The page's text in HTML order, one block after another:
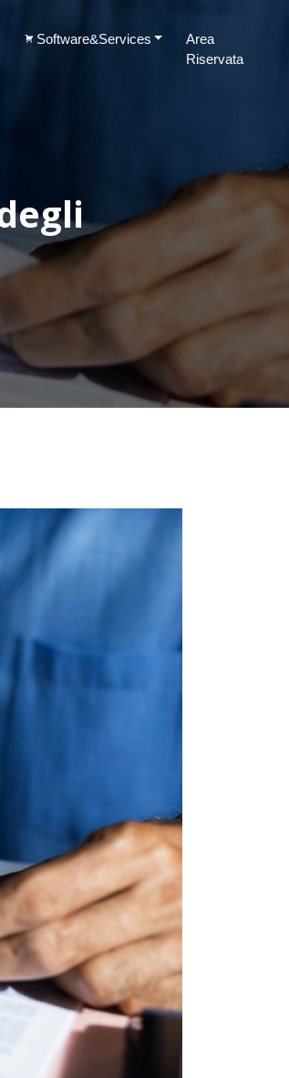
Software&Services
Area
Riservata